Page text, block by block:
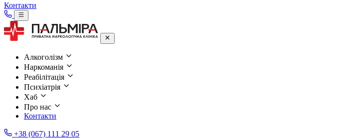
Контакти
Алкоголізм
Наркоманія
Реабілітація
Психіатрія
Хаб
Про нас
Контакти
+38 (067) 111 29 05